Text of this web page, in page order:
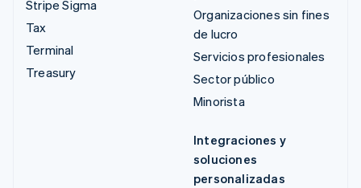
Stripe Sigma
Tax
Terminal
Treasury
Organizaciones sin fines
de lucro
Servicios profesionales
Sector público
Minorista
Integraciones y
soluciones
personalizadas